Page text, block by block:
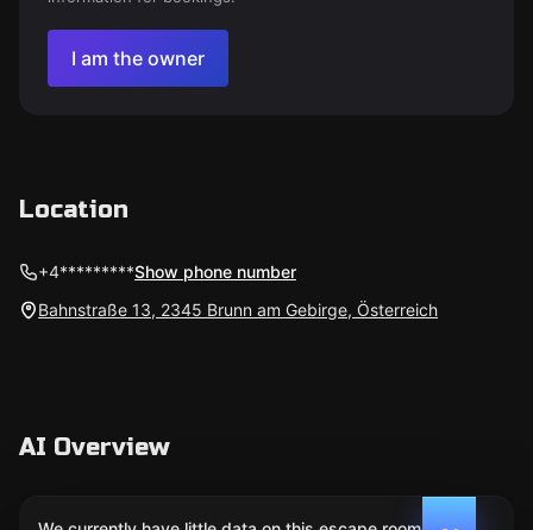
I am the owner
Location
+4*********Show phone number
Bahnstraße 13, 2345 Brunn am Gebirge, Österreich
AI Overview